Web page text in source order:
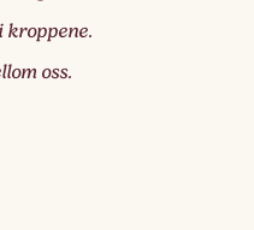
kroppene.
oss.